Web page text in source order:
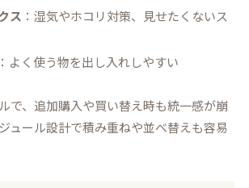
ス ：湿気やホコリ対策、見せたくないス
：よく使う物を出し入れしやすい
で、追加購入や買い替え時も統一感が崩
ュール設計で積み重ねや並べ替えも容易